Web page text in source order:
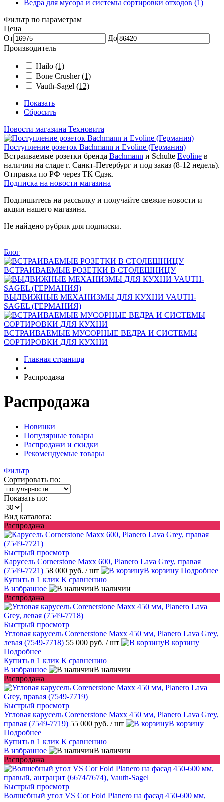
Ведра для мусора и системы сортировки отходов (1)
Фильтр по параметрам
Цена
От
До
Производитель
Hailo (1)
Bone Crusher(1)
Vauth-Sagel (12)
Показать
Сбросить
Новости магазина Техновита
Поступление розеток Bachmann и Evoline (Германия)
Встраиваемые розетки бренда Bachmann и Schulte Evoline в
наличии на сладе г. Санкт-Петербург и под заказ (8-12 недель).
Отправка по РФ через ТК Сдэк.
Подписка на новости магазина
Подпишитесь на рассылку и получайте свежие новости и
акции нашего магазина.
Не найдено рубрик для подписки.
Блог
ВСТРАИВАЕМЫЕ РОЗЕТКИ В СТОЛЕШНИЦУ
ВЫДВИЖНЫЕ МЕХАНИЗМЫ ДЛЯ КУХНИ VAUTH-
SAGEL (ГЕРМАНИЯ)
ВСТРАИВАЕМЫЕ МУСОРНЫЕ ВЕДРА И СИСТЕМЫ
СОРТИРОВКИ ДЛЯ КУХНИ
Главная страница
•
Распродажа
Распродажа
Новинки
Популярные товары
Распродажи и скидки
Рекомендуемые товары
Фильтр
Сортировать по:
Показать по:
Вид каталога:
Распродажа
Быстрый просмотр
Карусель Cornerstone Maxx 600, Planero Lava Grey, правая
(7549-7721) 58 000 руб. / шт В корзину Подробнее
Купить в 1 клик К сравнению
В избранное
В наличии
Распродажа
Быстрый просмотр
Угловая карусель Corenerstone Maxx 450 мм, Planero Lava Grey,
левая (7549-7718) 55 000 руб. / шт
В корзину
Подробнее
Купить в 1 клик К сравнению
В избранное
В наличии
Распродажа
Быстрый просмотр
Угловая карусель Corenerstone Maxx 450 мм, Planero Lava Grey,
правая (7549-7719) 55 000 руб. / шт
В корзину
Подробнее
Купить в 1 клик К сравнению
В избранное
В наличии
Распродажа
Быстрый просмотр
Волшебный угол VS Cor Fold Planero на фасад 450-600 мм,